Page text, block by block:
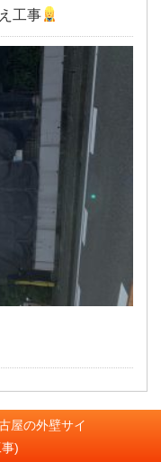
工事
屋の外壁サイ
)